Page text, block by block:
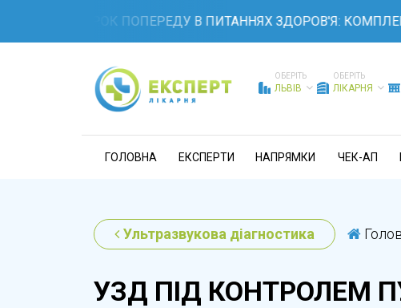
НА КРОК ПОПЕРЕДУ В ПИТАННЯХ ЗДОРОВ'Я: КОМПЛЕКСНІ
ОБЕРІТЬ
ЛЬВІВ
ОБЕРІТЬ
ЛІКАРНЯ
ГОЛОВНА ЕКСПЕРТИ НАПРЯМКИ ЧЕК-АП
Ультразвукова діагностика
УЗД ПІД КОНТРОЛЕМ